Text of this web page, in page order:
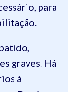
para
graves. Há
à